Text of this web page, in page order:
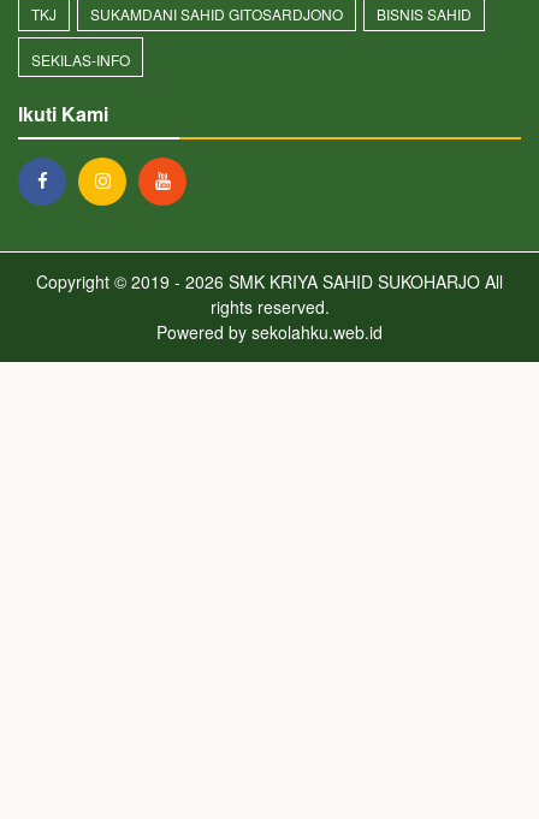
TKJ SUKAMDANI SAHID GITOSARDJONO BISNIS SAHID
SEKILAS-INFO
Ikuti Kami
Copyright © 2019 - 2026 SMK KRIYA SAHID SUKOHARJO All
rights reserved.
Powered by sekolahku.web.id